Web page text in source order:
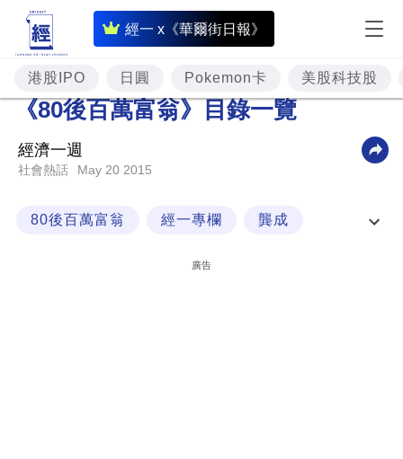
經一 x《華爾街日報》
即
時
財
經
資
港股IPO 日圓 Pokemon卡 美股科技股
《80後百萬富翁》目錄一覽
經濟一週
社會熱話 May 20 2015
80後百萬富翁 經一專欄 龔成
廣告